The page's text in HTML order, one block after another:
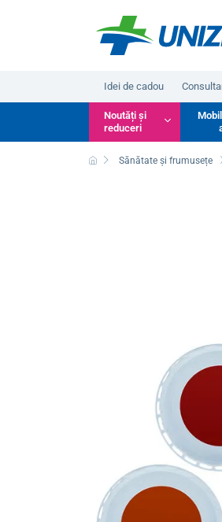
Idei de cadou
Noutăți și
reduceri
Sănătate și frumusețe